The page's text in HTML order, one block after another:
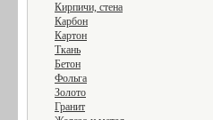
Кирпичи, стена
Карбон
Картон
Ткань
Бетон
Фольга
Золото
Гранит